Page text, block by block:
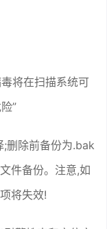
将在扫描系统可
”
删除前备份为.bak
件备份。注意,如
将失效!